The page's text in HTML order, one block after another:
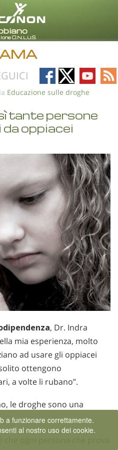
italiano
Follow
on
Follow
on
Follow
on
on
Educazione sulle droghe
tante persone
oppiacei
, Dr. Indra
mia esperienza, molto
ad usare gli oppiacei
ottengono
a volte li rubano”.
le droghe sono una
ogni persona che prova
a funzionare correttamente.
al nostro uso dei cookie.